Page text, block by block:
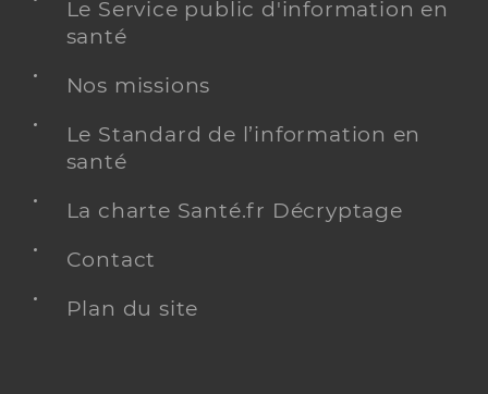
Le Service public d'information en
santé
Nos missions
Le Standard de l’information en
santé
La charte Santé.fr Décryptage
Contact
Plan du site